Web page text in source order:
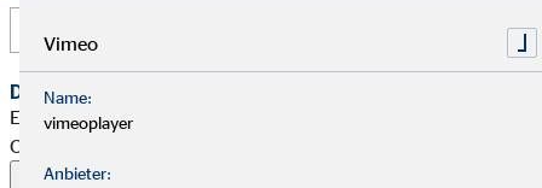
Dein Begleitschreiben
Erlaubte Formate: PDF, Word, ZIP, OpenOffice,
OpenDocument, JPG, PNG, BMP | Maximal 20 MB
Vimeo
Name:
vimeoplayer
Anbieter: